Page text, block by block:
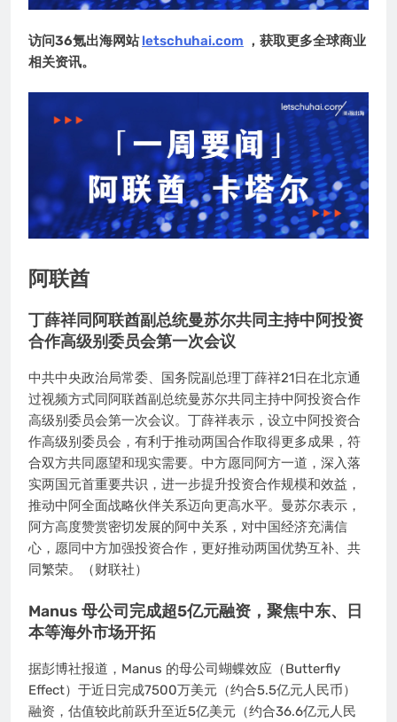
访问36氪出海网站letschuhai.com ，获取更多全球商业
相关资讯。
阿联酋
丁薛祥同阿联酋副总统曼苏尔共同主持中阿投资
合作高级别委员会第一次会议
中共中央政治局常委、国务院副总理丁薛祥21日在北京通
过视频方式同阿联酋副总统曼苏尔共同主持中阿投资合作
高级别委员会第一次会议。丁薛祥表示，设立中阿投资合
作高级别委员会，有利于推动两国合作取得更多成果，符
合双方共同愿望和现实需要。中方愿同阿方一道，深入落
实两国元首重要共识，进一步提升投资合作规模和效益，
推动中阿全面战略伙伴关系迈向更高水平。曼苏尔表示，
阿方高度赞赏密切发展的阿中关系，对中国经济充满信
心，愿同中方加强投资合作，更好推动两国优势互补、共
同繁荣。（财联社）
Manus 母公司完成超5亿元融资，聚焦中东、日
本等海外市场开拓
据彭博社报道，Manus 的母公司蝴蝶效应（Butterfly
Effect）于近日完成7500万美元（约合5.5亿元人民币）
融资，估值较此前跃升至近5亿美元（约合36.6亿元人民